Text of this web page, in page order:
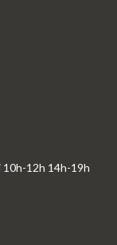
10h-12h 14h-19h